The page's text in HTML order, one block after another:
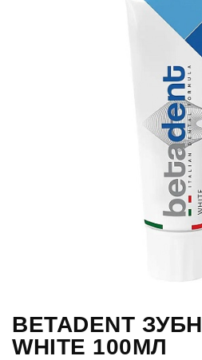
BETADENT
WHITE 100МЛ